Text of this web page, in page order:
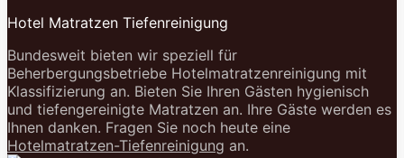
Hotel Matratzen Tiefenreinigung
Bundesweit bieten wir speziell für
Beherbergungsbetriebe Hotelmatratzenreinigung mit
Klassifizierung an. Bieten Sie Ihren Gästen hygienisch
und tiefengereinigte Matratzen an. Ihre Gäste werden es
Ihnen danken. Fragen Sie noch heute eine
Hotelmatratzen-Tiefenreinigung an.